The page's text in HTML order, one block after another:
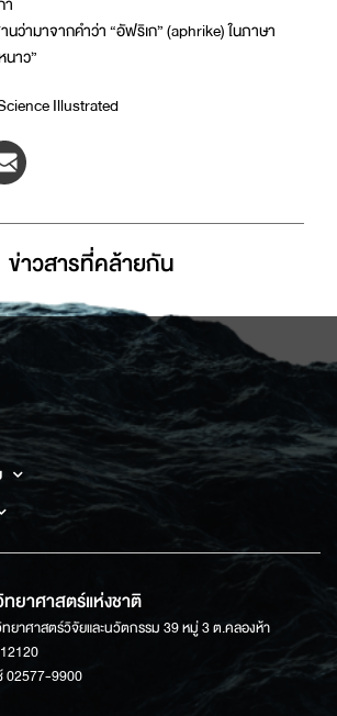
ว่ามาจากคำว่า “อัฟริเก” (aphrike) ในภาษา
นาว”
Illustrated
ข่าวสารที่่คล้ายกัน
าศาสตร์แห่งชาติ
ยาศาสตร์วิจัยและนวัตกรรม 39 หมู่ 3 ต.คลองห้า
02577-9900